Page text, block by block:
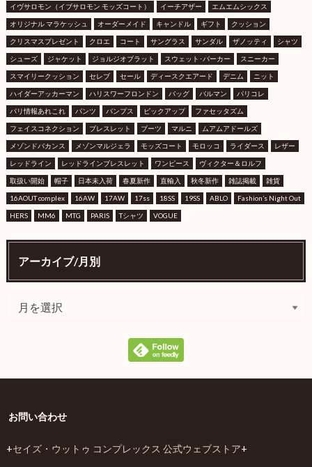
イヴサロモン（イブサロモン モッズコート） イーチアザー エムエムシックス
オリジナル マラケッシュ オーダーメイド キャンドル ギフト クッション
クリスマスプレゼント クロエ コート サングラス サンダル ザノッティ シャツ
シューズ ジャケット ジョルジオブラット スウェット･パーカー スニーカー
スマイリークッション セレブ セール ディースクエアード デニム ニット
ハイダーアッカーマン ハリスワーフロンドン バッグ バルマン パリコレ
パリ情報あれこれ パンツ パンプス ピックアップ ファセッタズム
フェイスコネクション ブレスレット ブーツ マルニ ムアムアドールズ
メゾンドバカンス メゾンマルジェラ モッズコート モロッコ ライダース レザー
レッドライン レッドラインブレスレット ワンピース ヴィクター＆ロルフ
取扱い開始 帽子 日本未入荷 春夏新作 直輸入 秋冬新作 雑誌掲載 雑貨
16AOUT complex 16AW 17AW 17ss 18SS 19SS ABLO Fashion’s Night Out
HERS MM6 MTG PARIS Tシャツ VOGUE
アーカイブ/月別
お問い合わせ
+セイズ・ウットゥ コンプレックス 公式ウェブストア+